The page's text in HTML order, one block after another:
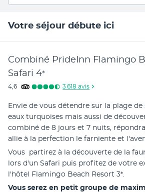
Votre séjour débute ici
Combiné PrideInn Flamingo
Safari 4*
4,6 3 618 avis
Envie de vous détendre sur la plage de
eaux turquoises mais aussi de
combiné de 8 jours et 7 nuits,
allie à la perfection le farniente et
Vous  partirez à la découverte de la
lors d'un Safari puis profitez de votre
l'hôtel Flamingo Beach Resort 3*.
Vous serez en petit groupe de